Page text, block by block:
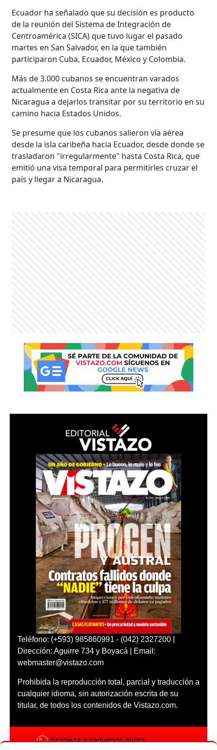
Ecuador ha señalado que su decisión es producto
de la reunión del Sistema de Integración de
Centroamérica (SICA) que tuvo lugar el pasado
martes en San Salvador, en la que también
participaron Cuba, Ecuador, México y Colombia.
Más de 3.000 cubanos se encuentran varados
actualmente en Costa Rica ante la negativa de
Nicaragua a dejarlos transitar por su territorio en su
camino hacia Estados Unidos.
Se presume que los cubanos salieron vía aérea
desde la isla caribeña hacia Ecuador, desde donde se
trasladaron "irregularmente" hasta Costa Rica, que
emitió una visa temporal para permitirles cruzar el
país y llegar a Nicaragua.
Teléfono: (+593) 985860991 - (042) 2327200 |
Dirección: Aguirre 734 y Boyacá | Email:
webmaster@vistazo.com
Prohibida la reproducción total, parcial y traducción a
cualquier idioma, sin autorización escrita de su
titular, de todos los contenidos de Vistazo.com.
Empieza a seguirnos ahora